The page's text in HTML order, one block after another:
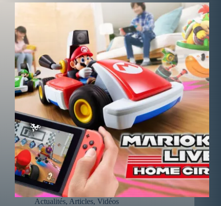
Actualités, Articles, Vidéos